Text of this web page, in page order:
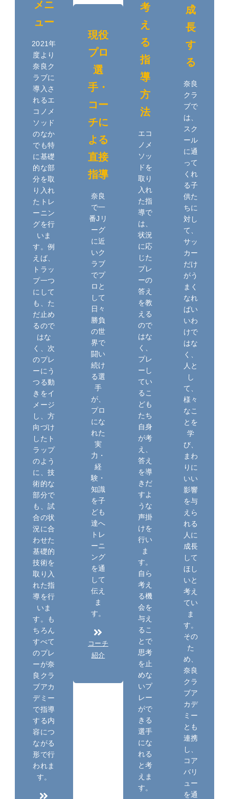
メニ
ュー
2021年
度より
奈良ク
ラブに
導入さ
れるエ
コノメ
ソッド
のなか
でも特
に基礎
的な部
分を取
り入れ
たトレ
ーニン
グを行
いま
す。例
えば、
トラッ
プ一つ
にして
も、た
だ止め
るので
はな
く、次
のプレ
ーにう
つる動
きをイ
メージ
し、方
向づけ
したト
ラップ
のよう
に、技
術的な
部分で
も、試
合の状
況に合
わせた
基礎的
技術を
取り入
れた指
導を行
いま
す。も
ちろん
すべて
のプレ
ーが奈
良クラ
ブアカ
デミー
で指導
する内
容につ
ながる
形で行
われま
す。
現役
プロ
選
手・
コー
チに
よる
直接
指導
奈良
で一
番Jリ
ーグ
に近
いク
ラブ
でプ
ロと
して
日々
勝負
の世
界で
闘い
続け
る選
手
が、
プロ
にな
れた
実
力・
経
験・
知識
を子
ども
達へ
トレ
ーニ
ング
を通
して
伝え
ま
す。
コーチ
紹介
考
え
る
指
導
方
法
エコ
ノメ
ソッ
ドを
取り
入れ
た指
導で
は、
状況
に応
じた
プレ
ーの
答え
を教
える
ので
はな
く、
プレ
ーし
てい
るこ
ども
たち
自身
が考
え、
答え
を導
きだ
すよ
うな
声掛
けを
行い
ま
す。
自ら
考え
る機
会を
与え
るこ
とで
思考
を止
めな
いプ
レー
がで
きる
選手
にな
れる
と考
えま
す。
成
長
す
る
奈良
クラ
ブで
は、
スク
ール
に通
って
くれ
る子
供た
ちに
対し
て、
サッ
カー
だけ
がう
まく
なれ
ばい
いわ
けで
はな
く、
人と
し
て、
様々
なこ
とを
学
び、
まわ
りに
いい
影響
を与
えら
れる
人に
成長
して
ほし
いと
考え
てい
ま
す。
その
た
め、
奈良
クラ
ブア
カデ
ミー
とも
連携
し、
コア
バリ
ュー
を通